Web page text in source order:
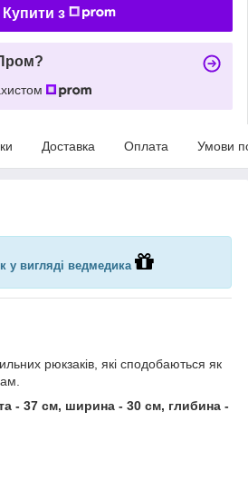
Купити з
Доставка Оплата Умови
вигляді ведмедика
рюкзаків, які сподобаються як
- 37 см, ширина - 30 см, глибина -